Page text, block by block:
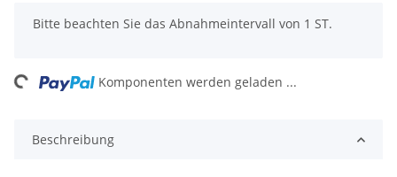
x
Bitte beachten Sie das Abnahmeintervall von 1 ST.
Komponenten werden geladen ...
Beschreibung